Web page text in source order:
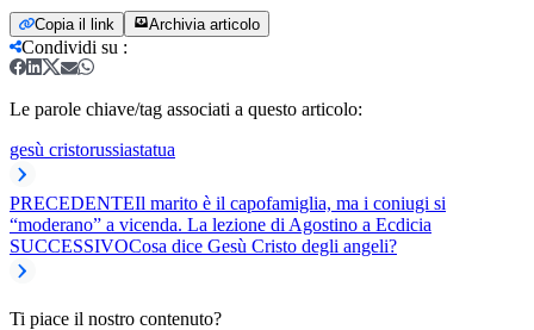
Copia il link Archivia articolo
Condividi su :
Le parole chiave/tag associati a questo articolo:
gesù cristorussiastatua
PRECEDENTEIl marito è il capofamiglia, ma i coniugi si
“moderano” a vicenda. La lezione di Agostino a Ecdicia
SUCCESSIVOCosa dice Gesù Cristo degli angeli?
Ti piace il nostro contenuto?